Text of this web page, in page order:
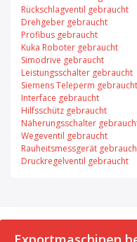
Rückschlagventil gebraucht
Drehgeber gebraucht
Profibus gebraucht
Kuka Roboter gebraucht
Simodrive gebraucht
Leistungsschalter gebraucht
Siemens Teleperm gebraucht
Interface gebraucht
Hilfsschütz gebraucht
Näherungsschalter
Wegeventil gebraucht
Rauheitsmessgerät
Druckregelventil gebraucht
© 2026